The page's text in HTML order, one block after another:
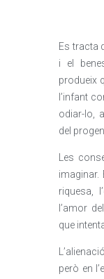
Es tracta
i el
produeix
l’infant
odiar-lo,
del
Les
imaginar.
riquesa,
l’amor
que
però en